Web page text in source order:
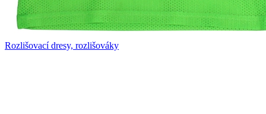
Rozlišovací dresy, rozlišováky